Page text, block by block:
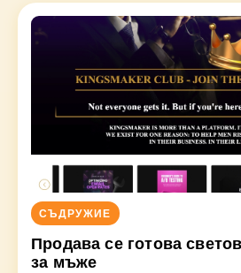
СЪДРУЖИЕ
Продава се готова
за мъже